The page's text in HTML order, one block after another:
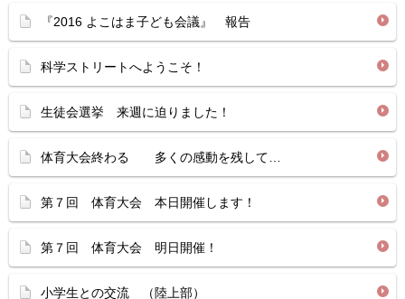
『2016 よこはま子ども会議』 報告
科学ストリートへようこそ！
生徒会選挙 来週に迫りました！
体育大会終わる 多くの感動を残して…
第７回 体育大会 本日開催します！
第７回 体育大会 明日開催！
小学生との交流 （陸上部）